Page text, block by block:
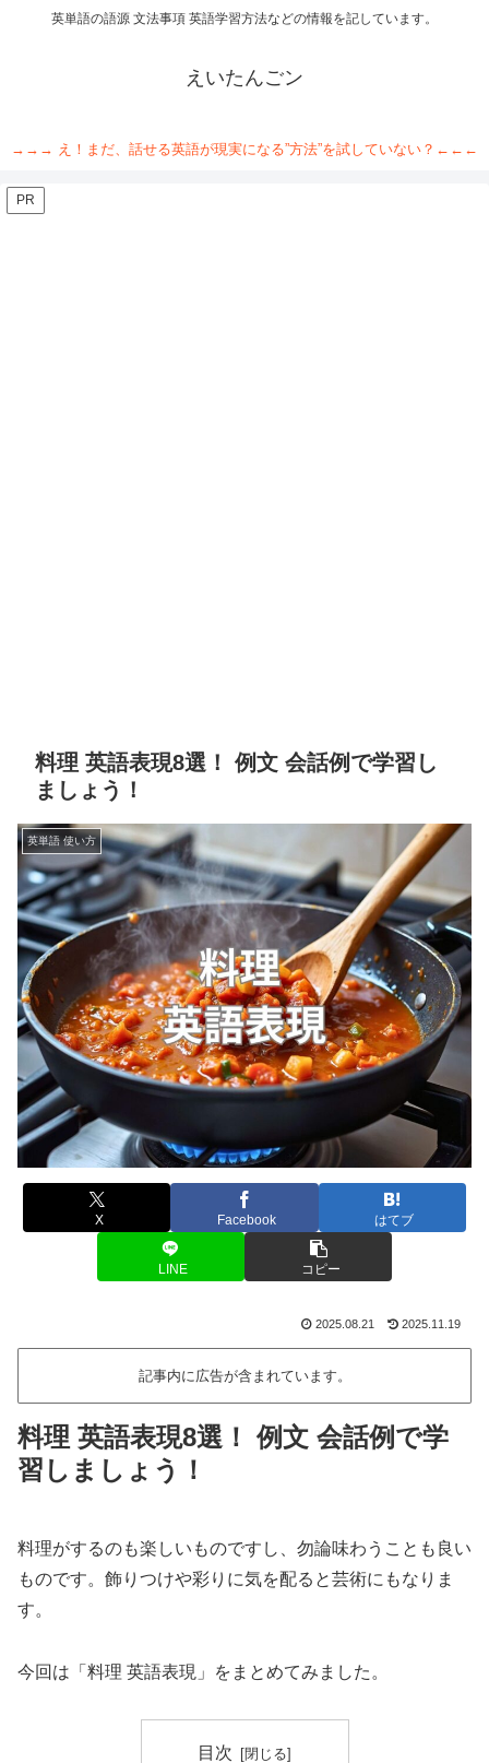
英単語の語源 文法事項 英語学習方法などの情報を記しています。
えいたんごン
→→→ え！まだ、話せる英語が現実になる”方法”を試していない？←←←
PR
料理 英語表現8選！ 例文 会話例で学習し
ましょう！
英単語 使い方
X Facebook はてブ
LINE コピー
2025.08.21 2025.11.19
記事内に広告が含まれています。
料理 英語表現8選！ 例文 会話例で学
習しましょう！
料理がするのも楽しいものですし、勿論味わうことも良い
ものです。飾りつけや彩りに気を配ると芸術にもなりま
す。
今回は「料理 英語表現」をまとめてみました。
目次